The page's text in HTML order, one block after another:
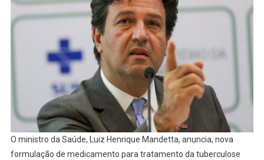
O ministro da Saúde, Luiz Henrique Mandetta, anuncia, nova
formulação de medicamento para tratamento da tuberculose